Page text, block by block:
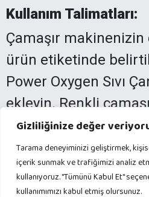
Gizliliğinize değer
Tarama deneyiminizi geliştirmek,
içerik sunmak ve trafiğimizi analiz
kullanıyoruz. "Tümünü Kabul Et"
kullanımımızı kabul etmiş olursunuz.
Kullanım Talimatları:
Çamaşır
ürün etiketinde
Power Oxygen Sıvı
ekleyin. Renkli
etiketinde belirtilen
en iyi sonucu elde
Lipox Ultra Colorful